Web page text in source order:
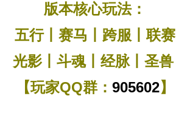
版本核心玩法：
五行丨赛马丨跨服丨联赛
光影丨斗魂丨经脉丨圣兽
【玩家QQ群： 905602】